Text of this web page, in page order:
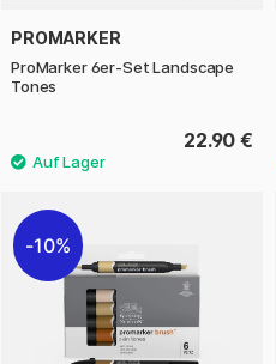
PROMARKER
ProMarker 6er-Set Landscape
Tones
22.90 €
10%